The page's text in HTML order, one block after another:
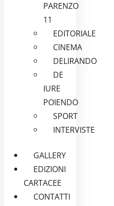
PARENZO
11
EDITORIALE
CINEMA
DELIRANDO
DE
IURE
POIENDO
SPORT
INTERVISTE
GALLERY
EDIZIONI
CARTACEE
CONTATTI